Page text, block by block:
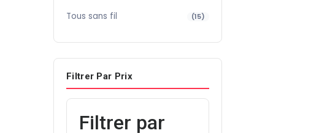
Tous sans fil (15)
Filtrer Par Prix
Filtrer par